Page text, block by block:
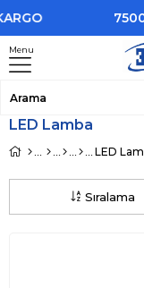
7500 TL
Menu
LED Lamba
LED
Sıralama